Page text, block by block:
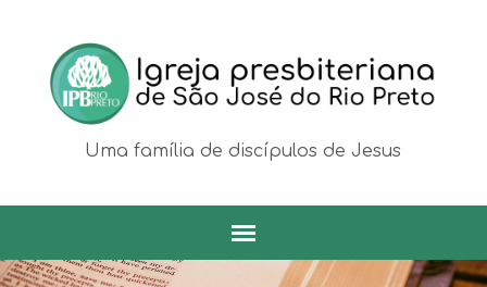
Uma família de discípulos de Jesus